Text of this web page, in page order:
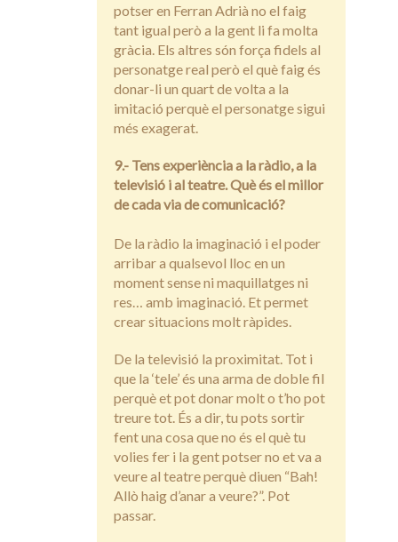
potser en Ferran Adrià no el faig
tant igual però a la gent li fa molta
gràcia. Els altres són força fidels al
personatge real però el què faig és
donar-li un quart de volta a la
imitació perquè el personatge sigui
més exagerat.
9.- Tens experiència a la ràdio, a la
televisió i al teatre. Què és el millor
de cada via de comunicació?
De la ràdio la imaginació i el poder
arribar a qualsevol lloc en un
moment sense ni maquillatges ni
res… amb imaginació. Et permet
crear situacions molt ràpides.
De la televisió la proximitat. Tot i
que la ‘tele’ és una arma de doble fil
perquè et pot donar molt o t’ho pot
treure tot. És a dir, tu pots sortir
fent una cosa que no és el què tu
volies fer i la gent potser no et va a
veure al teatre perquè diuen “Bah!
Allò haig d’anar a veure?”. Pot
passar.